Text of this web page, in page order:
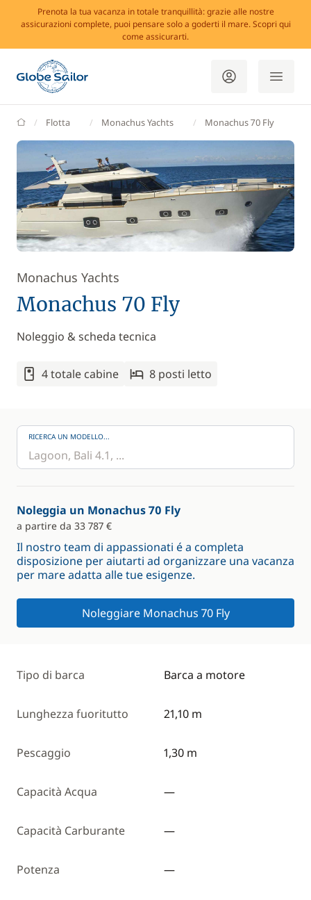
Prenota la tua vacanza in totale tranquillità: grazie alle nostre
assicurazioni complete, puoi pensare solo a goderti il mare. Scopri qui
come assicurarti.
GlobeSailor
Flotta Monachus Yachts Monachus 70 Fly
Monachus Yachts
Monachus 70 Fly
Noleggio & scheda tecnica
4 totale cabine 8 posti letto
RICERCA UN MODELLO...
Noleggia un Monachus 70 Fly
a partire da 33 787 €
Il nostro team di appassionati é a completa
disposizione per aiutarti ad organizzare una vacanza
per mare adatta alle tue esigenze.
Noleggiare Monachus 70 Fly
Tipo di barca Barca a motore
Lunghezza fuoritutto 21,10 m
Pescaggio 1,30 m
Capacità Acqua —
Capacità Carburante —
Potenza —